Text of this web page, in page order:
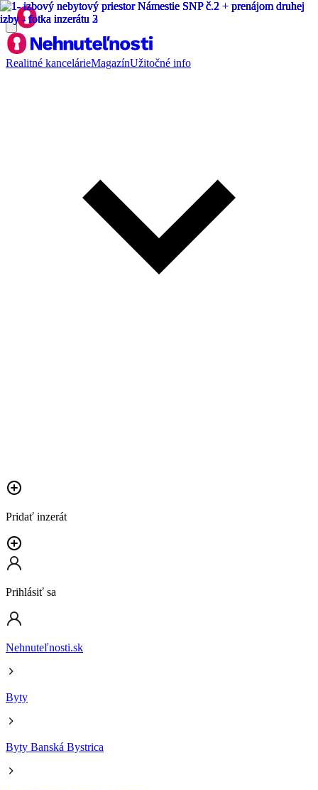
Realitné kancelárieMagazínUžitočné info
Pridať inzerát
Prihlásiť sa
Nehnuteľnosti.sk
Byty
Byty Banská Bystrica